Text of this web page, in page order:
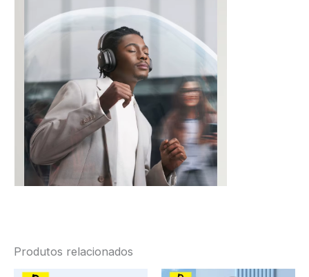
Produtos relacionados